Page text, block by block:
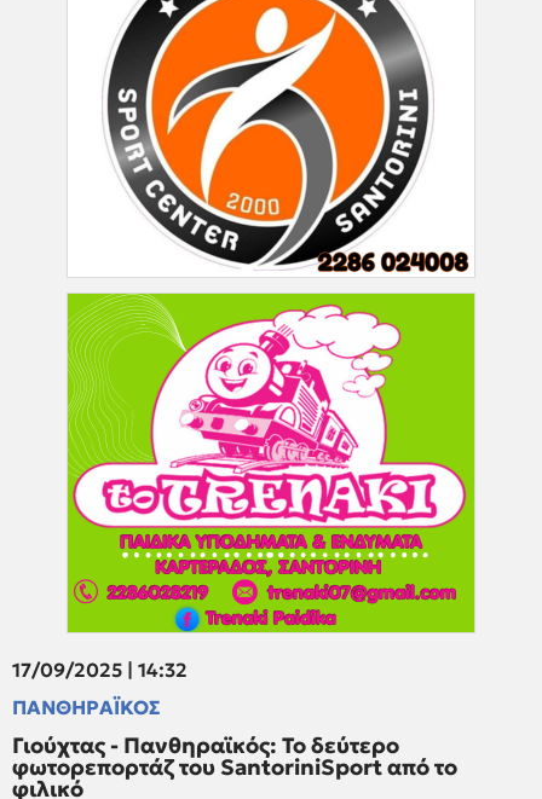
17/09/2025 | 14:32
ΠΑΝΘΗΡΑΪΚΟΣ
Γιούχτας - Πανθηραϊκός: Το δεύτερο
φωτορεπορτάζ του SantoriniSport από το
φιλικό